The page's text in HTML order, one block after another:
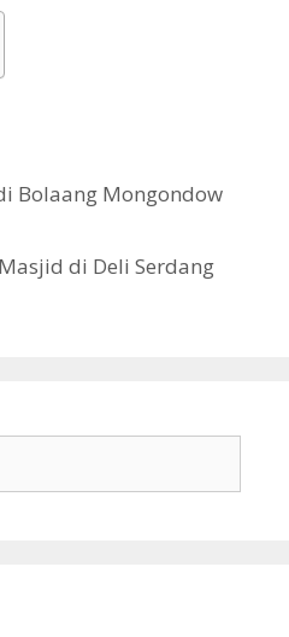
Bolaang Mongondow
di Deli Serdang